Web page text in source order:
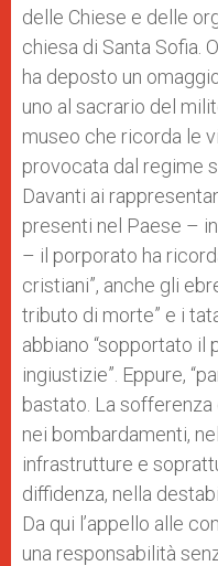
delle Chiese e delle
chiesa di Santa Sofia.
ha deposto un
uno al sacrario del
museo che ricorda le
provocata dal regime
Davanti ai
presenti nel Paese –
– il porporato ha
cristiani”, anche gli
tributo di morte” e i
abbiano “sopportato il
ingiustizie”. Eppure,
bastato. La
nei bombardamenti,
infrastrutture e
diffidenza, nella
Da qui l’appello alle
una responsabilità